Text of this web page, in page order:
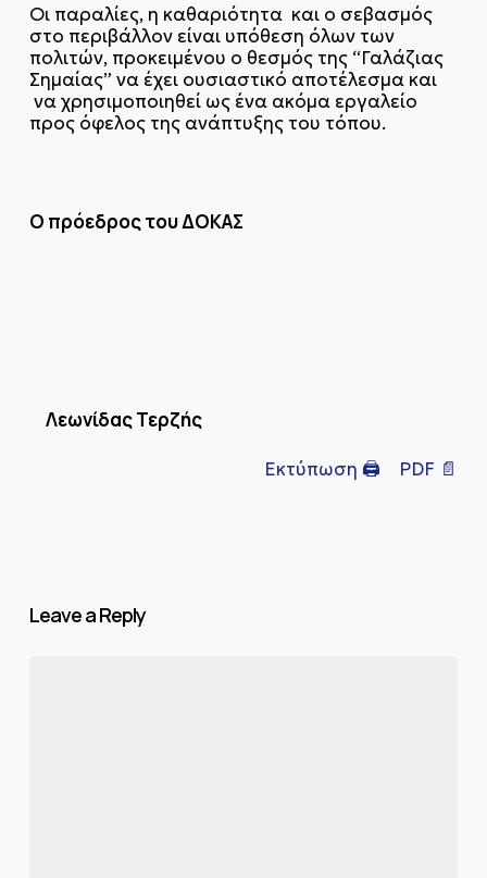
Οι παραλίες, η καθαριότητα και ο σεβασμός
στο περιβάλλον είναι υπόθεση όλων των
πολιτών, προκειμένου ο θεσμός της “Γαλάζιας
Σημαίας” να έχει ουσιαστικό αποτέλεσμα και
να χρησιμοποιηθεί ως ένα ακόμα εργαλείο
προς όφελος της ανάπτυξης του τόπου.
Ο πρόεδρος του ΔΟΚΑΣ
Λεωνίδας Τερζής
Εκτύπωση 🖨 PDF 📄
Leave a Reply